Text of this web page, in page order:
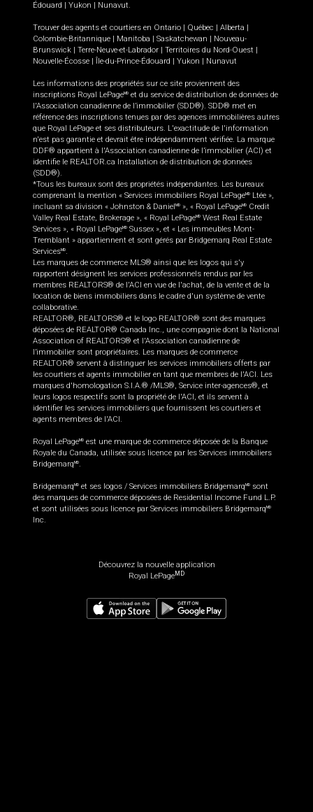
Édouard
Yukon Nunavut.
Trouver des agents et courtiers en Ontario Québec Alberta
Colombie-Britannique
Manitoba Saskatchewan
Nouveau-
Brunswick
Terre-Neuve-et-Labrador Territoires du Nord-Ouest
Nouvelle-Écosse
Île-du-Prince-Édouard Yukon Nunavut
Les informations des propriétés sur ce site proviennent des
inscriptions Royal LePageMD et du service de distribution de données de
l'Association canadienne de l’immobilier (SDD®). SDD® met en
référence des inscriptions tenues par des agences immobilières autres
que Royal LePage et ses distributeurs. L'exactitude de l'information
n'est pas garantie et devrait être indépendamment vérifiée. La marque
DDF® appartient à l'Association canadienne de l’immobilier (ACI) et
identifie le REALTOR.ca Installation de distribution de données
(SDD®).
*Tous les bureaux sont des propriétés indépendantes. Les bureaux
comprenant la mention « Services immobiliers Royal LePageMD
Ltée »,
incluant sa division « Johnston & Daniel MD », « Royal LePageMD
Credit
Valley Real Estate, Brokerage », « Royal LePageMD West Real Estate
Services », « Royal LePageMD Sussex », et « Les immeubles Mont-
Tremblant » appartiennent et sont gérés par Bridgemarq Real Estate
ServicesMD.
Les marques de commerce MLS® ainsi que les logos qui s'y
rapportent désignent les services professionnels rendus par les
membres REALTORS® de l'ACI en vue de l'achat, de la vente et de la
location de biens immobiliers dans le cadre d'un système de vente
collaborative.
REALTOR®, REALTORS® et le logo REALTOR® sont des marques
déposées de REALTOR® Canada Inc., une compagnie dont la National
Association of REALTORS® et l'Association canadienne de
l’immobilier sont propriétaires. Les marques de commerce
REALTOR® servent à distinguer les services immobiliers offerts par
les courtiers et agents immobilier en tant que membres de l'ACI. Les
marques d'homologation S.I.A.® /MLS®, Service inter-agences®, et
leurs logos respectifs sont la propriété de l'ACI, et ils servent à
identifier les services immobiliers que fournissent les courtiers et
agents membres de l'ACI.
Royal LePageMD est une marque de commerce déposée de la Banque
Royale du Canada, utilisée sous licence par les Services immobiliers
BridgemarqMD.
BridgemarqMD et ses logos / Services immobiliers BridgemarqMD
sont
des marques de commerce déposées de Residential Income Fund L.P.
et sont utilisées sous licence par Services immobiliers BridgemarqMD
Inc.
Découvrez la nouvelle application
Royal LePageMD